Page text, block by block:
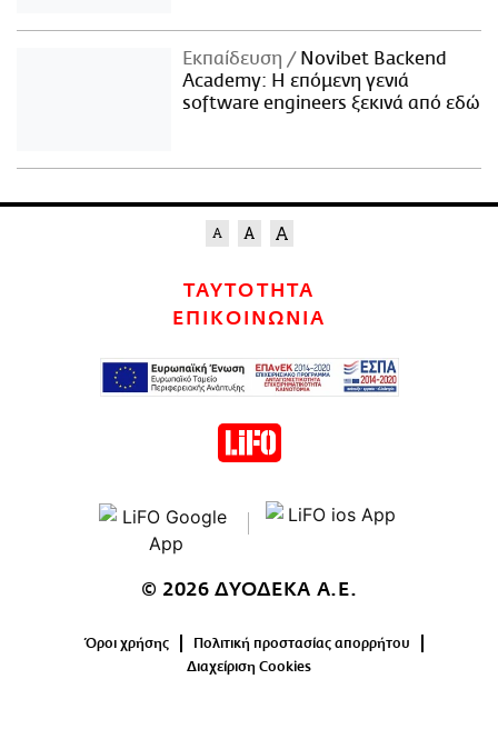
Εκπαίδευση
Novibet Backend
Academy: Η επόμενη γενιά
software engineers ξεκινά από εδώ
ΤΑΥΤΟΤΗΤΑ
ΕΠΙΚΟΙΝΩΝΙΑ
© 2026 ΔΥΟΔΕΚΑ Α.Ε.
Όροι χρήσης
Πολιτική προστασίας απορρήτου
Διαχείριση Cookies